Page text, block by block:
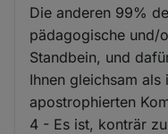
Die anderen 99%
pädagogische und/
Standbein, und
Ihnen gleichsam
apostrophierten
4 - Es ist, konträr